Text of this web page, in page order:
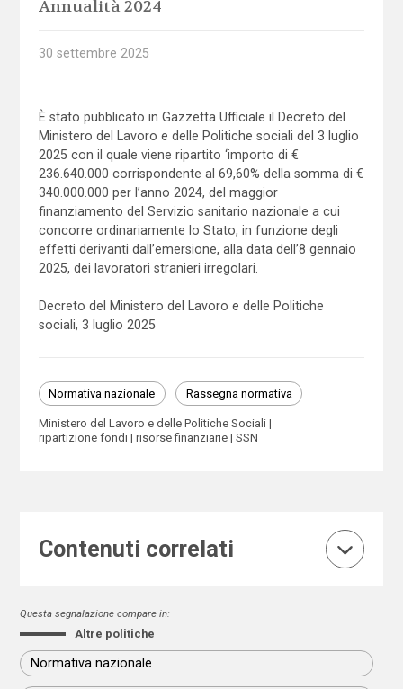
Annualità 2024
30 settembre 2025
È stato pubblicato in Gazzetta Ufficiale il Decreto del
Ministero del Lavoro e delle Politiche sociali del 3 luglio
2025 con il quale viene ripartito ‘importo di €
236.640.000 corrispondente al 69,60% della somma di €
340.000.000 per l’anno 2024, del maggior
finanziamento del Servizio sanitario nazionale a cui
concorre ordinariamente lo Stato, in funzione degli
effetti derivanti dall’emersione, alla data dell’8 gennaio
2025, dei lavoratori stranieri irregolari.
Decreto del Ministero del Lavoro e delle Politiche
sociali, 3 luglio 2025
Normativa nazionale Rassegna normativa
Ministero del Lavoro e delle Politiche Sociali
ripartizione fondi
risorse finanziarie SSN
Contenuti correlati
Questa segnalazione compare in:
Altre politiche
Normativa nazionale